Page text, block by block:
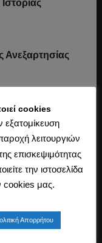
Ανεξαρτησίας
Κωλέττη (1844-
(1453)
και η εκλογή
cookies
εξατομίκευση
λειτουργιών
επισκεψιμότητας
την ιστοσελίδα
cookies μας.
Απορρήτου